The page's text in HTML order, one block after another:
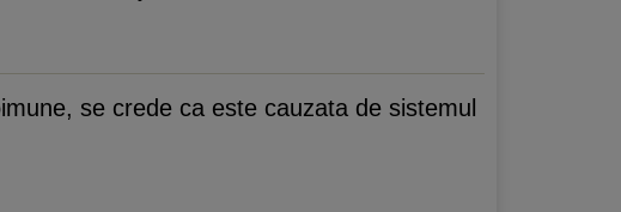
se crede ca este cauzata de sistemul